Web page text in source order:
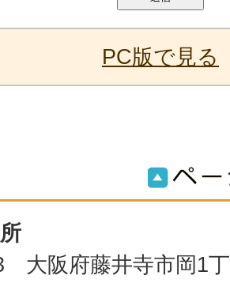
PC版で見る
大阪府藤井寺市岡1